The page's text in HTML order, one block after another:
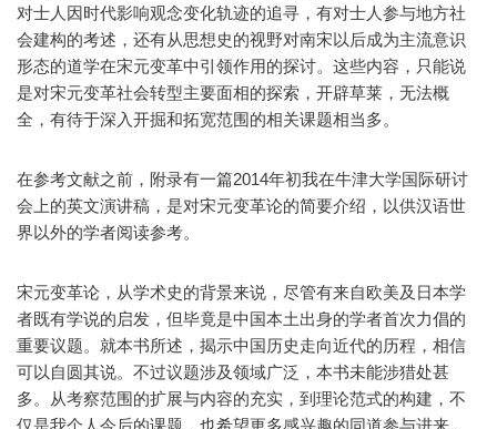
对士人因时代影响观念变化轨迹的追寻，有对士人参与地方社
会建构的考述，还有从思想史的视野对南宋以后成为主流意识
形态的道学在宋元变革中引领作用的探讨。这些内容，只能说
是对宋元变革社会转型主要面相的探索，开辟草莱，无法概
全，有待于深入开掘和拓宽范围的相关课题相当多。
在参考文献之前，附录有一篇2014年初我在牛津大学国际研讨
会上的英文演讲稿，是对宋元变革论的简要介绍，以供汉语世
界以外的学者阅读参考。
宋元变革论，从学术史的背景来说，尽管有来自欧美及日本学
者既有学说的启发，但毕竟是中国本土出身的学者首次力倡的
重要议题。就本书所述，揭示中国历史走向近代的历程，相信
可以自圆其说。不过议题涉及领域广泛，本书未能涉猎处甚
多。从考察范围的扩展与内容的充实，到理论范式的构建，不
仅是我个人今后的课题，也希望更多感兴趣的同道参与进来。